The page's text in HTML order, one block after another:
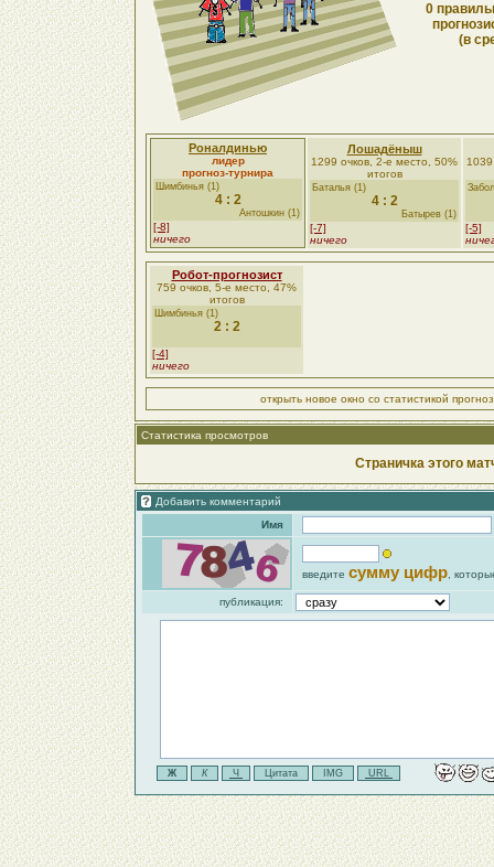
0
(в
Роналдинью
лидер
прогноз-турнира
Шимбинья (1)
4 : 2
Антошкин (1)
[-8]
ничего
Лошадёныш
1299 очков, 2-е место, 50%
итогов
Баталья (1)
4 : 2
Батырев (1)
[-7]
ничего
[-5]
Робот-прогнозист
759 очков, 5-е место, 47%
итогов
Шимбинья (1)
2 : 2
[-4]
ничего
открыть новое окно со статистикой
Статистика просмотров
Страничка этого
Добавить комментарий
Имя
введите сумму цифр ,
публикация: